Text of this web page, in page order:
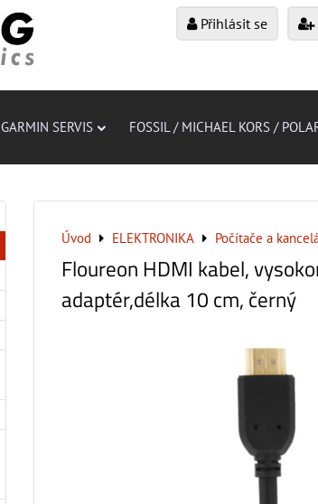
Přihlásit se
GARMIN SERVIS FOSSIL / MICHAEL KORS /
Úvod ELEKTRONIKA Počítače a
Floureon HDMI kabel,
adaptér,délka 10 cm, černý